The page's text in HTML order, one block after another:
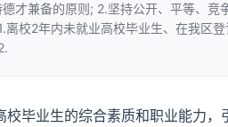
才兼备的原则; 2.坚持公开、平等、
离校2年内未就业高校毕业生、在我区
校毕业生的综合素质和职业能力